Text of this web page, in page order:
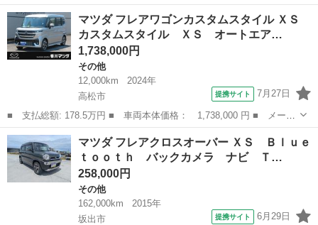
ー名： マツダ ■ 車種名： フレアクロスオーバー ■ グレード
名： ハイブリッドＸＴ ＳＰ ハイブリッドＸＴ ＳＰ オートエ
アコン ラ...
香川 高松市 その他
マツダ フレアワゴンカスタムスタイル ＸＳ
カスタムスタイル ＸＳ オートエア…
1,738,000円
その他
12,000km
2024年
高松市
提携サイト 7月27日
■ 支払総額: 178.5万円 ■ 車両本体価格： 1,738,000 円 ■ メーカ
ー名： マツダ ■ 車種名： フレアワゴンカスタムスタイル ■ グ
レード名： ＸＳ カスタムスタイル ＸＳ オートエアコン ラジ
オ付きＣ...
香川 高松市 その他
マツダ フレアクロスオーバー ＸＳ Ｂｌｕｅ
ｔｏｏｔｈ バックカメラ ナビ Ｔ…
258,000円
その他
162,000km
2015年
坂出市
提携サイト 6月29日